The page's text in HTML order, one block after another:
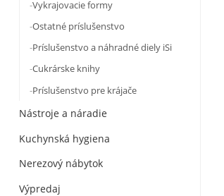
Vykrajovacie formy
Ostatné príslušenstvo
Príslušenstvo a náhradné diely iSi
Cukrárske knihy
Príslušenstvo pre krájače
Nástroje a náradie
Kuchynská hygiena
Nerezový nábytok
Výpredaj